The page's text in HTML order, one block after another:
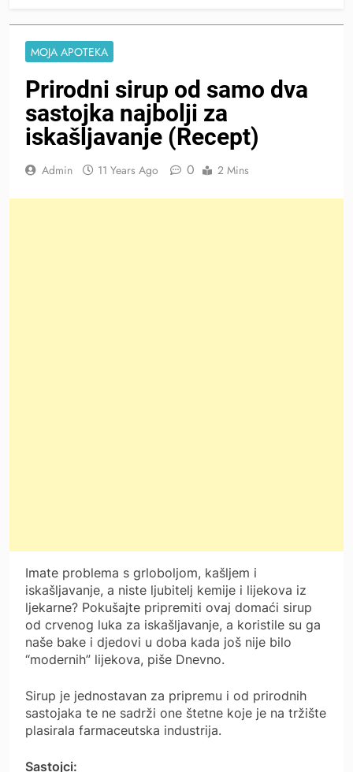
MOJA APOTEKA
Prirodni sirup od samo dva
sastojka najbolji za
iskašljavanje (Recept)
Admin 11 Years Ago 0 2 Mins
Imate problema s grloboljom, kašljem i
iskašljavanje, a niste ljubitelj kemije i lijekova iz
ljekarne? Pokušajte pripremiti ovaj domaći sirup
od crvenog luka za iskašljavanje, a koristile su ga
naše bake i djedovi u doba kada još nije bilo
“modernih” lijekova, piše Dnevno.
Sirup je jednostavan za pripremu i od prirodnih
sastojaka te ne sadrži one štetne koje je na tržište
plasirala farmaceutska industrija.
Sastojci: